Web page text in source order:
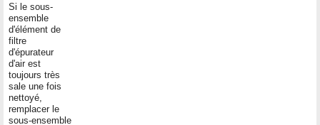
Si le sous-
ensemble
d'élément de
filtre
d'épurateur
d'air est
toujours très
sale une fois
nettoyé,
remplacer le
sous-ensemble